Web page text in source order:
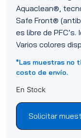
Aquaclean®,
Safe Front®
es libre de
Varios colores
*Las muestras no
costo de envío.
En Stock
Solicitar